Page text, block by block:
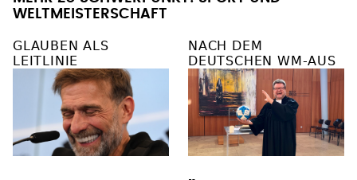
WELTMEISTERSCHAFT
GLAUBEN ALS
LEITLINIE
NACH DEM
DEUTSCHEN WM-AUS